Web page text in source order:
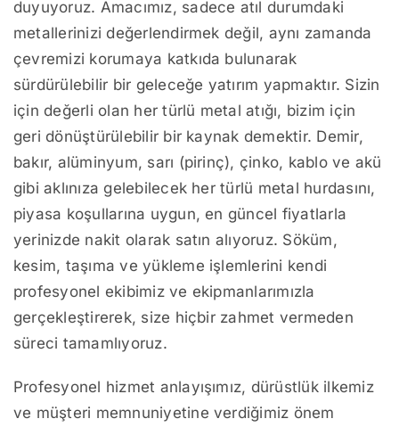
duyuyoruz. Amacımız, sadece atıl durumdaki
metallerinizi değerlendirmek değil, aynı zamanda
çevremizi korumaya katkıda bulunarak
sürdürülebilir bir geleceğe yatırım yapmaktır. Sizin
için değerli olan her türlü metal atığı, bizim için
geri dönüştürülebilir bir kaynak demektir. Demir,
bakır, alüminyum, sarı (pirinç), çinko, kablo ve akü
gibi aklınıza gelebilecek her türlü metal hurdasını,
piyasa koşullarına uygun, en güncel fiyatlarla
yerinizde nakit olarak satın alıyoruz. Söküm,
kesim, taşıma ve yükleme işlemlerini kendi
profesyonel ekibimiz ve ekipmanlarımızla
gerçekleştirerek, size hiçbir zahmet vermeden
süreci tamamlıyoruz.
Profesyonel hizmet anlayışımız, dürüstlük ilkemiz
ve müşteri memnuniyetine verdiğimiz önem